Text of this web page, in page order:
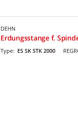
DEHN
Erdungsstange f.
Type: ES SK STK 2000